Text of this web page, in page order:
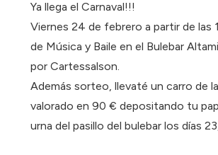
Ya llega el Carnaval!!!
Viernes 24 de febrero a partir de las
de Música y Baile en el Bulebar
por Cartessalson.
Además sorteo, llevaté un carro de
valorado en 90 € depositando tu
urna del pasillo del bulebar los días